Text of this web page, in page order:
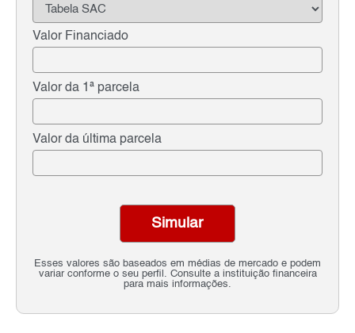
Valor Financiado
Valor da 1ª parcela
Valor da última parcela
Esses valores são baseados em médias de mercado e podem
variar conforme o seu perfil. Consulte a instituição financeira
para mais informações.
Simular